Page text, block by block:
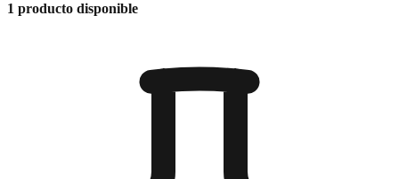
1 producto disponible